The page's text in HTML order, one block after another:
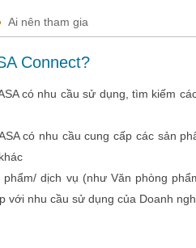
Ai nên tham gia
Connect?
có nhu cầu sử dụng, tìm kiếm
có nhu cầu cung cấp các sản
dịch vụ (như Văn phòng
nhu cầu sử dụng của Doanh